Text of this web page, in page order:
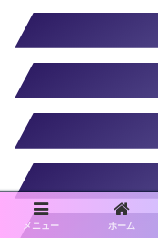
メニュー ホーム